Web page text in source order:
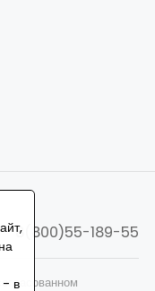
8(800)55-189-55
- в